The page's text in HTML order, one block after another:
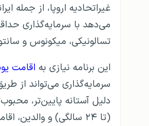
غیراتحادیه اروپا، از جمله
تسالونیکی، میکونوس و
این برنامه نیازی به اقامت
سرمایه‌گذاری می‌تواند از
(تا ۲۴ سالگی) و